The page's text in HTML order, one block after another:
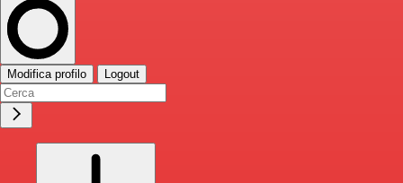
Modifica profilo Logout